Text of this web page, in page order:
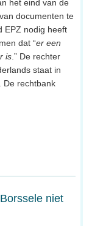
het eind van de
documenten te
EPZ nodig heeft
dat “er een
is.” De rechter
staat in
De rechtbank
niet